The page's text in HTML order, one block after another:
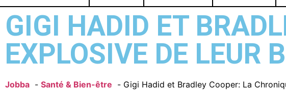
GIGI HADID ET
EXPLOSIVE DE LEUR
Jobba Santé & Bien-être Gigi Hadid et Bradley Cooper: La